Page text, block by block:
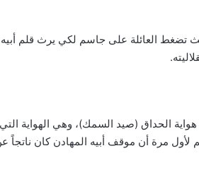
تضغط العائلة على جاسم لكي يرث قلم
الحداق (صيد السمك)، وهي الهواية
لأول مرة أن موقف أبيه المهادن كان